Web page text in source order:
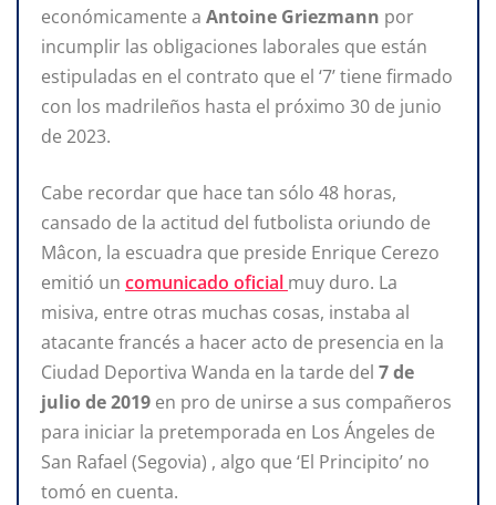
económicamente a Antoine Griezmann por
incumplir las obligaciones laborales que están
estipuladas en el contrato que el ‘7’ tiene firmado
con los madrileños hasta el próximo 30 de junio
de 2023.
Cabe recordar que hace tan sólo 48 horas,
cansado de la actitud del futbolista oriundo de
Mâcon, la escuadra que preside Enrique Cerezo
emitió un comunicado oficial muy duro. La
misiva, entre otras muchas cosas, instaba al
atacante francés a hacer acto de presencia en la
Ciudad Deportiva Wanda en la tarde del 7 de
julio de 2019 en pro de unirse a sus compañeros
para iniciar la pretemporada en Los Ángeles de
San Rafael (Segovia) , algo que ‘El Principito’ no
tomó en cuenta.